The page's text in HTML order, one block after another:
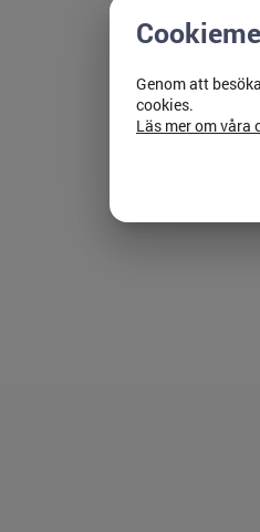
Genom att
cookies.
Läs mer om våra